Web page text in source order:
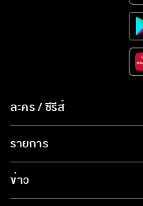
ละคร / ซีรีส์
ละคร/ซีรีส์
ซีรีส์นานาชาติ
การ์ตูน & เกม
รายการ
รายการทั้งหมด
ข่าว